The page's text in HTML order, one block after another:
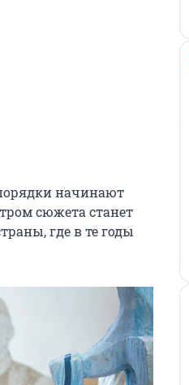
порядки начинают
сюжета станет
где в те годы